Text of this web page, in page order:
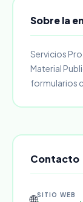
Sobre la
Servicios
Material
formularios
Contacto
🌐SITIO WEB